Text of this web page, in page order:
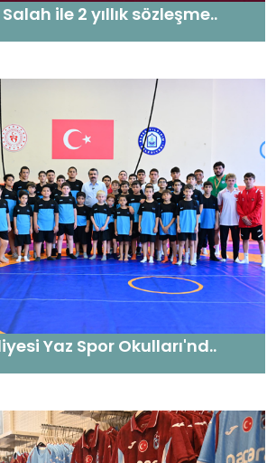
ile 2 yıllık sözleşme..
Yaz Spor Okulları'nd..